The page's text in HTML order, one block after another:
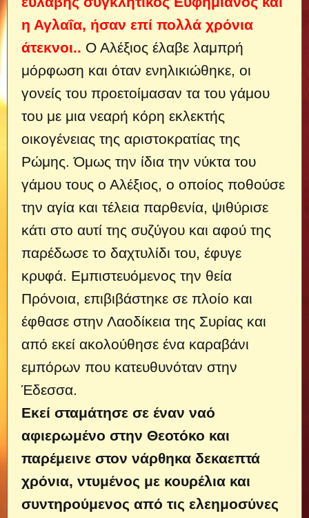
η Αγλαΐα, ήσαν επί πολλά χρόνια
άτεκνοι.. Ο Αλέξιος έλαβε λαμπρή
μόρφωση και όταν ενηλικιώθηκε, οι
γονείς του προετοίμασαν τα του γάμου
του με μια νεαρή κόρη εκλεκτής
οικογένειας της αριστοκρα­τίας της
Ρώμης. Όμως την ίδια την νύκτα του
γάμου τους ο Αλέξιος, ο οποίος ποθούσε
την αγία και τέλεια παρθενία, ψιθύρισε
κάτι στο αυτί της συζύγου και αφού της
παρέδωσε το δαχτυλίδι του, έφυγε
κρυφά. Εμπιστευόμενος την θεία
Πρόνοια, επιβιβάστηκε σε πλοίο και
έφθασε στην Λαοδίκεια της Συρίας και
από εκεί ακολούθησε ένα καραβάνι
εμπό­ρων που κατευθυνόταν στην
Έδεσσα.
Εκεί σταμάτησε σε έναν ναό
αφιερωμένο στην Θεοτόκο και
παρέμεινε στον νάρθηκα δεκαεπτά
χρόνια, ντυ­μένος με κουρέλια και
συντηρούμενος από τις ελεημοσύνες